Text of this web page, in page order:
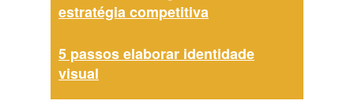
estratégia competitiva
5 passos elaborar identidade
visual